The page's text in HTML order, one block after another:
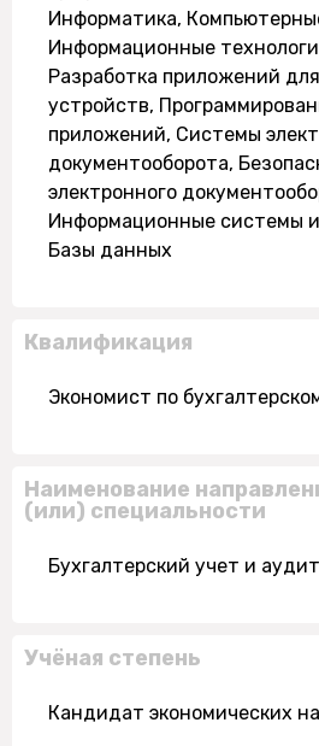
Информатика,
Информационные
Разработка приложений
устройств,
приложений, Системы
документооборота,
электронного
Информационные системы
Базы данных
Квалификация
Экономист по
Наименование
(или) специальности
Бухгалтерский учет и аудит
Учёная степень
Кандидат экономических